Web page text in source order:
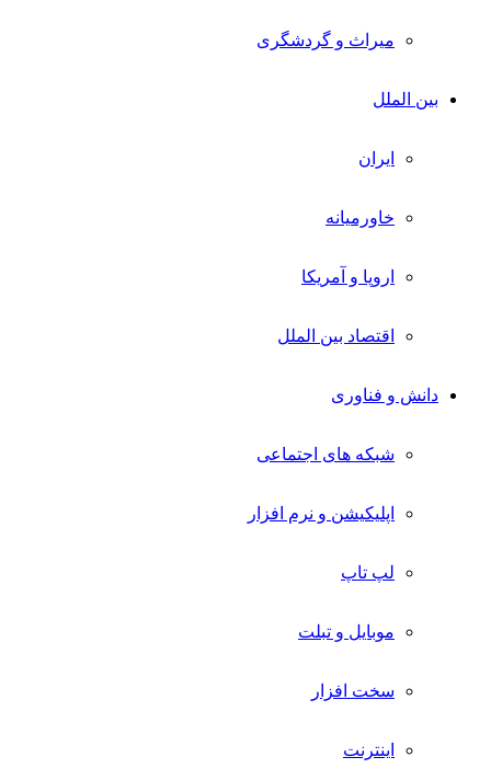
میراث و گردشگری
بین الملل
ایران
خاورمیانه
اروپا و آمریکا
اقتصاد بین الملل
دانش و فناوری
شبکه های اجتماعی
اپلیکیشن و نرم افزار
لپ تاپ
موبایل و تبلت
سخت افزار
اینترنت